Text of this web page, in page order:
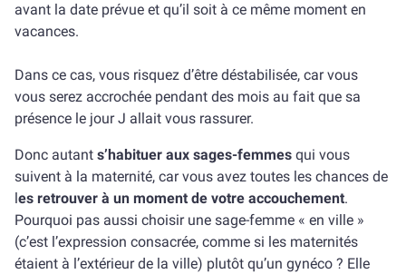
avant la date prévue et qu’il soit à ce même moment en
vacances.
Dans ce cas, vous risquez d’être déstabilisée, car vous
vous serez accrochée pendant des mois au fait que sa
présence le jour J allait vous rassurer.
Donc autant s’habituer aux sages-femmes qui vous
suivent à la maternité, car vous avez toutes les chances de
les retrouver à un moment de votre accouchement.
Pourquoi pas aussi choisir une sage-femme « en ville »
(c’est l’expression consacrée, comme si les maternités
étaient à l’extérieur de la ville) plutôt qu’un gynéco ? Elle